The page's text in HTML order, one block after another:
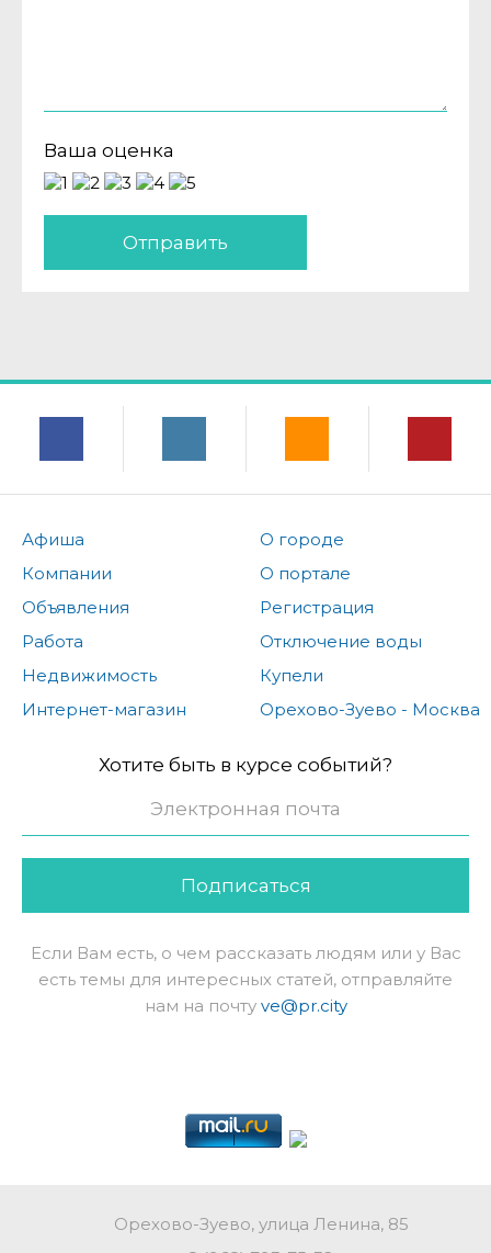
Ваша оценка
Отправить
Афиша
Компании
Объявления
Работа
Недвижимость
Интернет-магазин
О городе
О портале
Регистрация
Отключение воды
Купели
Орехово-Зуево - Москва
Хотите быть в курсе событий?
Подписаться
Если Вам есть, о чем рассказать людям или у Вас
есть темы для интересных статей, отправляйте
нам на почту ve@pr.city
Орехово-Зуево, улица Ленина, 85